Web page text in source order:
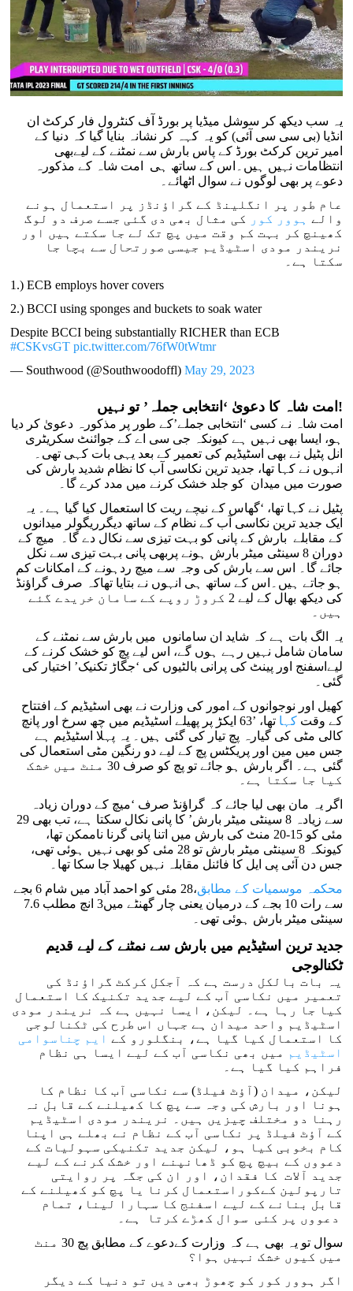
یہ سب دیکھ کر سوشل میڈیا پر بورڈ آف کنٹرول فار کرکٹ ان
انڈیا (بی سی سی آئی) کو یہ کہہ کر نشانہ بنایا گیا کہ دنیا کے
امیر ترین کرکٹ بورڈ کے پاس بارش سے نمٹنے کے لیےبھی
انتظامات نہیں ہیں۔اس کے ساتھ ہی امت شاہ کے مذکورہ
دعوے پر بھی لوگوں نے سوال اٹھائے۔
عام طور پر انگلینڈ کے گراؤنڈز پر استعمال ہونے
والے ہوور کور
کی مثال بھی دی گئی جسے صرف دو لوگ
کھینچ کر بہت کم وقت میں پچ تک لے جا سکتے ہیں اور
نریندر مودی اسٹیڈیم جیسی صورتحال سے بچا جا
سکتا ہے۔
1.) ECB employs hover covers
2.) BCCI using sponges and buckets to soak water
Despite BCCI being substantially RICHER than ECB
#CSKvsGT pic.twitter.com/76fW0tWtmr
— Southwood (@Southwoodoffl)May 29, 2023
امت شاہ کا دعویٰ ‘انتخابی جملہ’ تو نہیں!
امت شاہ نے کسی ‘انتخابی جملے’کے طور پر مذکورہ دعویٰ کر دیا
ہو، ایسا بھی نہیں ہے کیونکہ جی سی اے کے جوائنٹ سکریٹری
انل پٹیل نے بھی اسٹیڈیم کی تعمیر کے بعد یہی بات کہی تھی۔
انہوں نے کہا تھا، جدید ترین نکاسی آب کا نظام شدید بارش کی
صورت میں میدان کو جلد خشک کرنے میں مدد کرے گا۔
پٹیل نے کہا تھا، ‘گھاس کے نیچے ریت کا استعمال کیا گیا ہے۔ یہ
ایک جدید ترین نکاسی آب کے نظام کے ساتھ دیگرریگولر میدانوں
کے مقابلے بارش کے پانی کو بہت تیزی سے نکال دے گا۔ میچ کے
دوران 8 سینٹی میٹر بارش ہونے پربھی پانی بہت تیزی سے نکل
جائے گا۔ اس سے بارش کی وجہ سے میچ ردہونے کے امکانات کم
ہو جاتے ہیں۔اس کے ساتھ ہی انہوں نے بتایا تھاکہ صرف گراؤنڈ
کی دیکھ بھال کے لیے 2 کروڑ روپے کے سامان خریدے گئے
ہیں۔
یہ الگ بات ہے کہ شاید ان سامانوں میں بارش سے نمٹنے کے
سامان شامل نہیں رہے ہوں گے، اس لیے پچ کو خشک کرنے کے
لیےاسفنج اور پینٹ کی پرانی بالٹیوں کی ‘جگاڑ تکنیک’ اختیار کی
گئی۔
کھیل اور نوجوانوں کے امور کی وزارت نے بھی اسٹیڈیم کے افتتاح
کے وقت کہا
تھا، ’63 ایکڑ پر پھیلے اسٹیڈیم میں چھ سرخ اور پانچ
کالی مٹی کی گیارہ پچ تیار کی گئی ہیں۔ یہ پہلا اسٹیڈیم ہے
جس میں مین اور پریکٹس پچ کے لیے دو رنگین مٹی استعمال کی
گئی ہے۔ اگر بارش ہو جائے تو پچ کو صرف 30 منٹ میں خشک
کیا جا سکتا ہے۔
اگر یہ مان بھی لیا جائے کہ گراؤنڈ صرف ‘میچ کے دوران زیادہ
سے زیادہ 8 سینٹی میٹر بارش’ کا پانی نکال سکتا ہے، تب بھی 29
مئی کو 15-20 منٹ کی بارش میں اتنا پانی گرنا ناممکن تھا،
کیونکہ 8 سینٹی میٹر بارش تو 28 مئی کو بھی نہیں ہوئی تھی،
جس دن آئی پی ایل کا فائنل مقابلہ نہیں کھیلا جا سکا تھا۔
محکمہ موسمیات کے مطابق
،28 مئی کو احمد آباد میں شام 6 بجے
سے رات 10 بجے کے درمیان یعنی چار گھنٹے میں3 انچ مطلب 7.6
سینٹی میٹر بارش ہوئی تھی۔
جدید ترین اسٹیڈیم میں بارش سے نمٹنے کے لیے قدیم
ٹکنالوجی
یہ بات بالکل درست ہے کہ آجکل کرکٹ گراؤنڈ کی
تعمیر میں نکاسی آب کے لیے جدید تکنیک کا استعمال
کیا جا رہا ہے۔ لیکن، ایسا نہیں ہے کہ نریندر مودی
اسٹیڈیم واحد میدان ہے جہاں اس طرح کی ٹکنالوجی
کا استعمال کیا گیا ہے، بنگلورو کے ایم چناسوامی
اسٹیڈیم میں بھی نکاسی آب کے لیے ایسا ہی نظام
فراہم کیا گیا ہے۔
لیکن، میدان (آؤٹ فیلڈ) سے نکاسی آب کا نظام کا
ہونا اور بارش کی وجہ سے پچ کا کھیلنے کے قابل نہ
رہنا دو مختلف چیزیں ہیں۔ نریندر مودی اسٹیڈیم
کے آؤٹ فیلڈ پر نکاسی آب کے نظام نے بھلے ہی اپنا
کام بخوبی کیا ہو، لیکن جدید تکنیکی سہولیات کے
دعووں کے بیچ پچ کو ڈھانپنے اور خشک کرنے کے لیے
جدید آلات کا فقدان، اور ان کی جگہ پر روایتی
تارپولین کےکوراستعمال کرنا یا پچ کو کھیلنے کے
قابل بنانے کے لیے اسفنج کا سہارا لینا، تمام
دعووں پر کئی سوال کھڑے کرتا ہے۔
سوال تو یہ بھی ہے کہ وزارت کےدعوے کے مطابق پچ 30 منٹ
میں کیوں خشک نہیں ہوا؟
اگر ہوور کور کو چھوڑ بھی دیں تو دنیا کے دیگر